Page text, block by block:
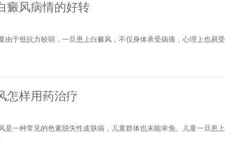
癜风病情的好转
于抵抗力较弱，一旦患上白癜风，不仅身体承受病痛，心理上也易受
怎样用药治疗
一种常见的色素脱失性皮肤病，儿童群体也未能幸免。儿童一旦患上